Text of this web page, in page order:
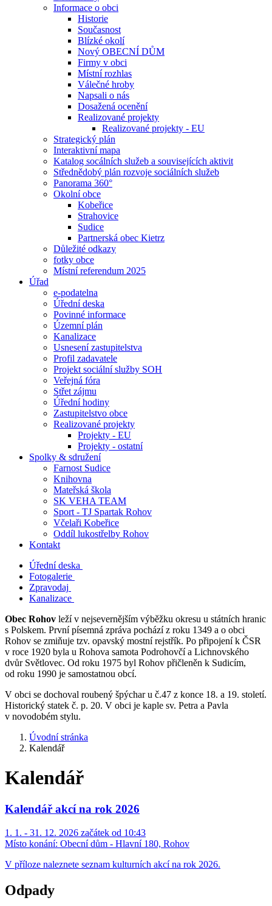
Informace o obci
Historie
Současnost
Blízké okolí
Nový OBECNÍ DŮM
Firmy v obci
Místní rozhlas
Válečné hroby
Napsali o nás
Dosažená ocenění
Realizované projekty
Realizované projekty - EU
Strategický plán
Interaktivní mapa
Katalog socálních služeb a souvisejících aktivit
Střednědobý plán rozvoje sociálních služeb
Panorama 360°
Okolní obce
Kobeřice
Strahovice
Sudice
Partnerská obec Kietrz
Důležité odkazy
fotky obce
Místní referendum 2025
Úřad
e-podatelna
Úřední deska
Povinné informace
Územní plán
Kanalizace
Usnesení zastupitelstva
Profil zadavatele
Projekt sociální služby SOH
Veřejná fóra
Střet zájmu
Úřední hodiny
Zastupitelstvo obce
Realizované projekty
Projekty - EU
Projekty - ostatní
Spolky & sdružení
Farnost Sudice
Knihovna
Mateřská škola
SK VEHA TEAM
Sport - TJ Spartak Rohov
Včelaři Kobeřice
Oddíl lukostřelby Rohov
Kontakt
Úřední deska
Fotogalerie
Zpravodaj
Kanalizace
Obec Rohov leží v nejsevernějším výběžku okresu u státních hranic
s Polskem. První písemná zpráva pochází z roku 1349 a o obci
Rohov se zmiňuje tzv. opavský mostní rejstřík. Po připojení k ČSR
v roce 1920 byla u Rohova samota Podrohovčí a Lichnovského
dvůr Světlovec. Od roku 1975 byl Rohov přičleněn k Sudicím,
od roku 1990 je samostatnou obcí.
V obci se dochoval roubený špýchar u č.47 z konce 18. a 19. století.
Historický statek č. p. 20. V obci je kaple sv. Petra a Pavla
v novodobém stylu.
Úvodní stránka
Kalendář
Kalendář
Kalendář akcí na rok 2026
1. 1. - 31. 12. 2026 začátek od 10:43
Místo konání: Obecní dům - Hlavní 180, Rohov
V příloze naleznete seznam kulturních akcí na rok 2026.
Odpady